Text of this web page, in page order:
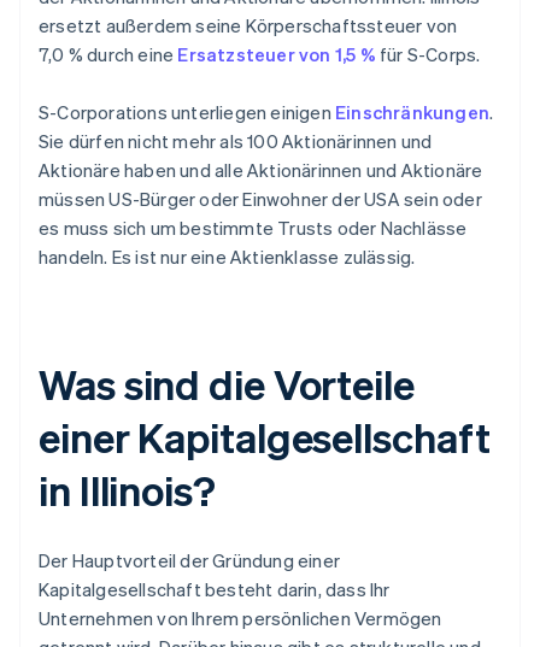
ersetzt außerdem seine Körperschaftssteuer von
7,0 % durch eine Ersatzsteuer von 1,5 % für S-Corps.
S-Corporations unterliegen einigen Einschränkungen.
Sie dürfen nicht mehr als 100 Aktionärinnen und
Aktionäre haben und alle Aktionärinnen und Aktionäre
müssen US-Bürger oder Einwohner der USA sein oder
es muss sich um bestimmte Trusts oder Nachlässe
handeln. Es ist nur eine Aktienklasse zulässig.
Was sind die Vorteile
einer Kapitalgesellschaft
in Illinois?
Der Hauptvorteil der Gründung einer
Kapitalgesellschaft besteht darin, dass Ihr
Unternehmen von Ihrem persönlichen Vermögen